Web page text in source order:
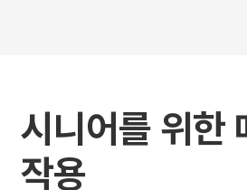
시니어를 위한
작용